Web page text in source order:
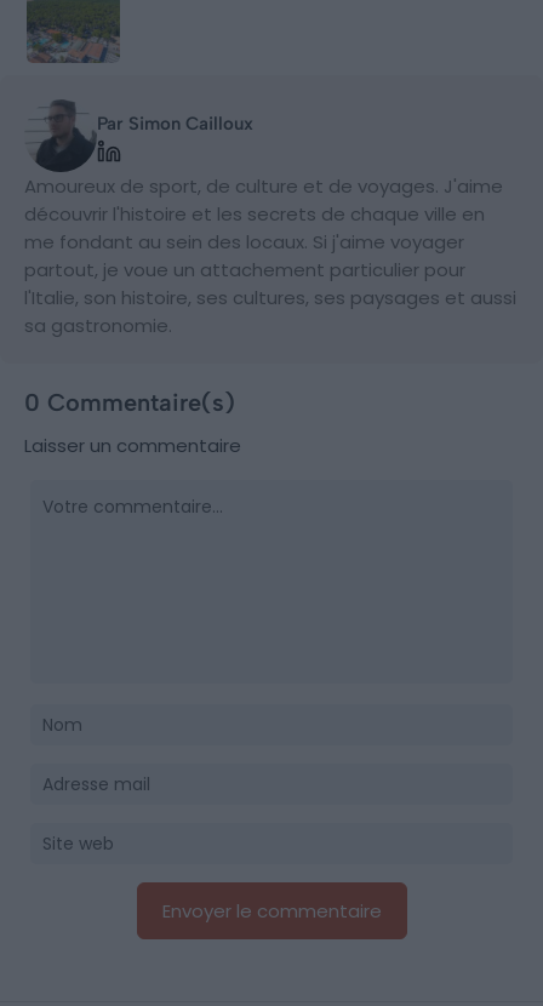
Par Simon Cailloux
Amoureux de sport, de culture et de voyages. J'aime
découvrir l'histoire et les secrets de chaque ville en
me fondant au sein des locaux. Si j'aime voyager
partout, je voue un attachement particulier pour
l'Italie, son histoire, ses cultures, ses paysages et aussi
sa gastronomie.
0 Commentaire(s)
Laisser un commentaire